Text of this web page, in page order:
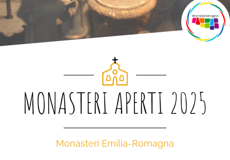
MONASTERI APERTI 2025
Monasteri Emilia-Romagna